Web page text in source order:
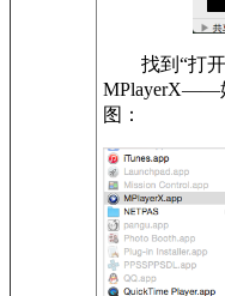
找到“打开
MPlayerX——
图：